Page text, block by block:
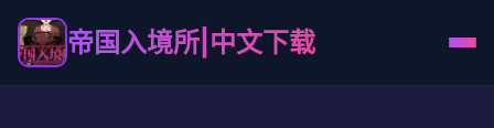
帝国入境所|中文下载